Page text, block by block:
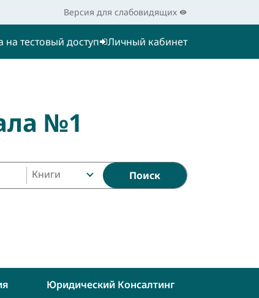
Версия для слабовидящих
на тестовый доступ Личный кабинет
№1
Книги Поиск
Юридический Консалтинг